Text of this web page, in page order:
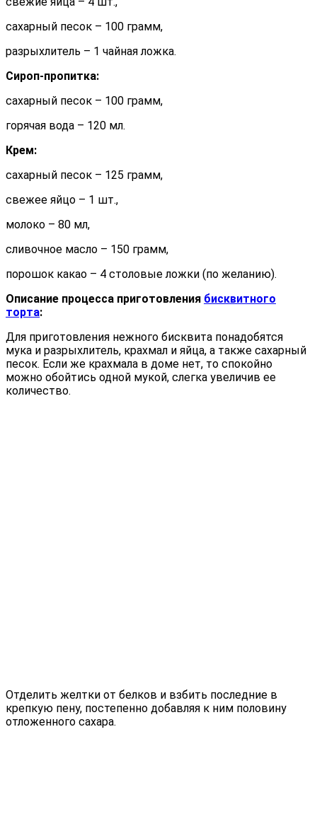
сахарный песок – 100 грамм,
разрыхлитель – 1 чайная ложка.
Сироп-пропитка:
сахарный песок – 100 грамм,
горячая вода – 120 мл.
Крем:
сахарный песок – 125 грамм,
свежее яйцо – 1 шт.,
молоко – 80 мл,
сливочное масло – 150 грамм,
порошок какао – 4 столовые ложки (по желанию).
Описание процесса приготовления бисквитного
торта:
Для приготовления нежного бисквита понадобятся
мука и разрыхлитель, крахмал и яйца, а также сахарный
песок. Если же крахмала в доме нет, то спокойно
можно обойтись одной мукой, слегка увеличив ее
количество.
Отделить желтки от белков и взбить последние в
крепкую пену, постепенно добавляя к ним половину
отложенного сахара.